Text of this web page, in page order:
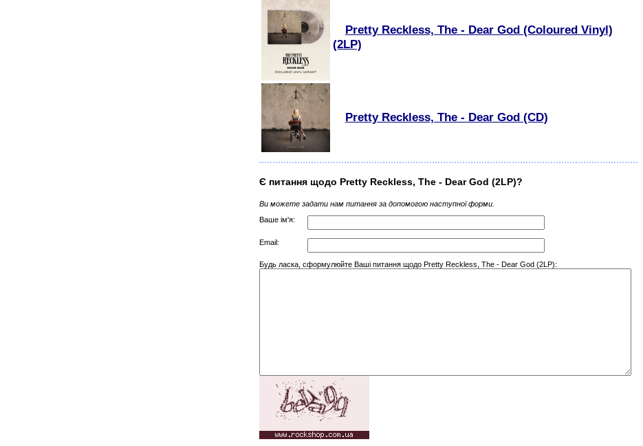
Pretty Reckless, The - Dear God (Coloured Vinyl)
(2LP)
Pretty Reckless, The - Dear God (CD)
Є питання щодо Pretty Reckless, The - Dear God (2LP)?
Ви можете задати нам питання за допомогою наступної форми.
Ваше ім'я:
Email:
Будь ласка, сформулюйте Ваші питання щодо Pretty Reckless, The - Dear God (2LP):